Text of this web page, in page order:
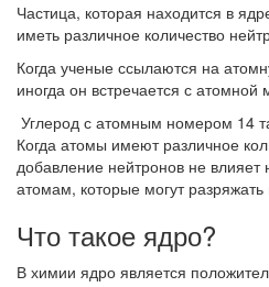
Частица, которая находится в
иметь различное количество
Когда ученые ссылаются на
иногда он встречается с
Углерод с атомным номером 14
Когда атомы имеют различное
добавление нейтронов не
атомам, которые могут
Что такое ядро?
В химии ядро ​​является